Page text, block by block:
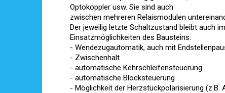
Optokoppler usw. Sie sind auch
zwischen mehreren Relaismodulen
Der jeweilig letzte Schaltzustand bleibt auch
Einsatzmöglichkeiten des Bausteins:
- Wendezugautomatik, auch mit
- Zwischenhalt
- automatische Kehrschleifensteuerung
- automatische Blocksteuerung
- Möglichkeit der Herzstückpolarisierung (z.B.